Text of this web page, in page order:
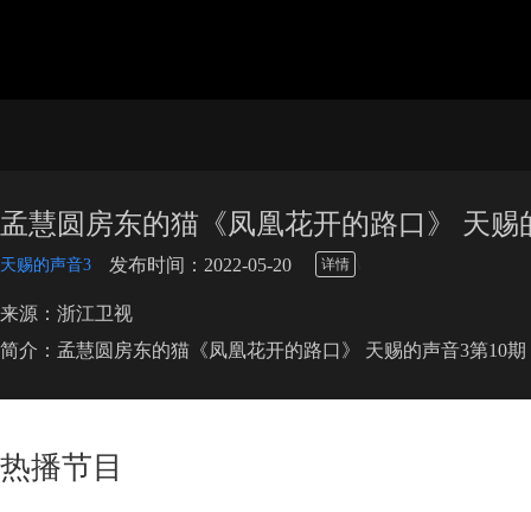
孟慧圆房东的猫《凤凰花开的路口》 天赐
天赐的声音3 发布时间：2022-05-20 详情
来源：浙江卫视
简介：孟慧圆房东的猫《凤凰花开的路口》 天赐的声音3第10期
热播节目